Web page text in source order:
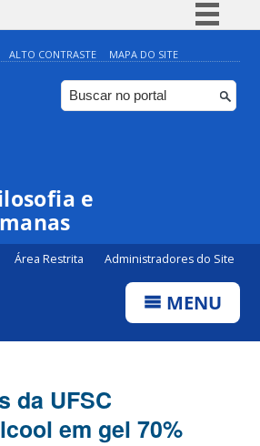
Simplifique!
Comunica BR
Participe
ALTO CONTRASTE MAPA DO SITE
e
Área Restrita Administradores do Site
MENU
da UFSC
em gel 70%